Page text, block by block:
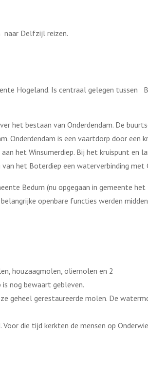
naar Delfzijl reizen.
Hogeland. Is centraal gelegen
het bestaan van Onderdendam. De
Onderdendam is een vaartdorp door
het Winsumerdiep. Bij het kruispunt en
het Boterdiep een waterverbinding met
Bedum (nu opgegaan in gemeente
openbare functies werden
houzaagmolen, oliemolen en 2
nog bewaart gebleven.
geheel gerestaureerde molen. De
die tijd kerkten de mensen op